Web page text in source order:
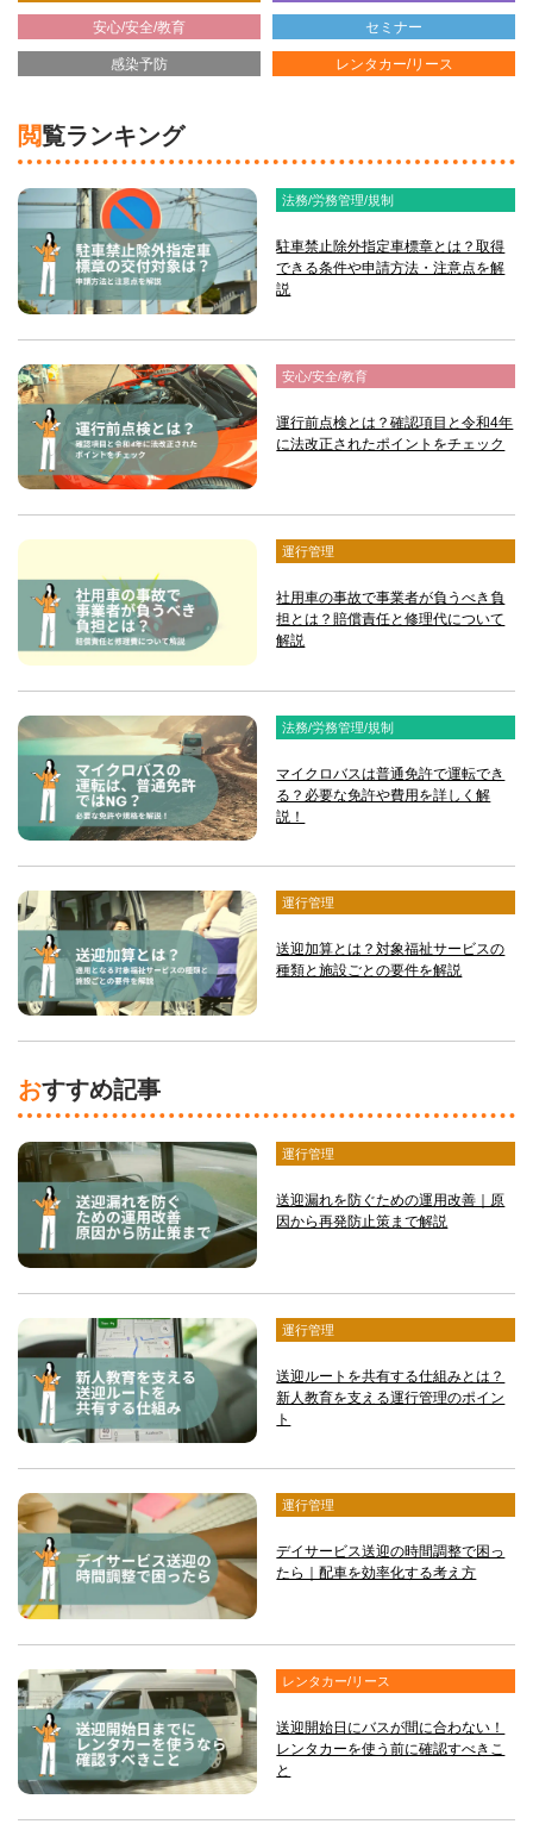
安心/安全/教育 セミナー
感染予防 レンタカー/リース
閲覧ランキング
法務/労務管理/規制
駐車禁止除外指定車標章とは？取得
できる条件や申請方法・注意点を解
説
安心/安全/教育
運行前点検とは？確認項目と令和4年
に法改正されたポイントをチェック
運行管理
社用車の事故で事業者が負うべき負
担とは？賠償責任と修理代について
解説
法務/労務管理/規制
マイクロバスは普通免許で運転でき
る？必要な免許や費用を詳しく解
説！
運行管理
送迎加算とは？対象福祉サービスの
種類と施設ごとの要件を解説
おすすめ記事
運行管理
送迎漏れを防ぐための運用改善｜原
因から再発防止策まで解説
運行管理
送迎ルートを共有する仕組みとは？
新人教育を支える運行管理のポイン
ト
運行管理
デイサービス送迎の時間調整で困っ
たら｜配車を効率化する考え方
レンタカー/リース
送迎開始日にバスが間に合わない！
レンタカーを使う前に確認すべきこ
と